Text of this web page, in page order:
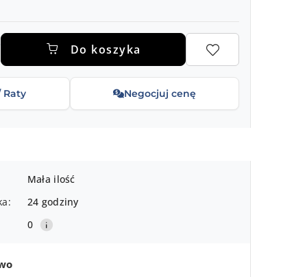
Do koszyka
Raty Negocjuj cenę
Mała ilość
24 godziny
0